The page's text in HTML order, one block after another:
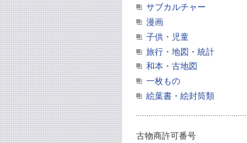
サブカルチャー
漫画
子供・児童
旅行・地図・統計
和本・古地図
一枚もの
絵葉書・絵封筒類
古物商許可番号